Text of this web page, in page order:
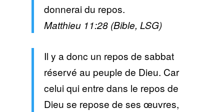
donnerai du repos.
Matthieu 11:28 (Bible, LSG)
Il y a donc un repos de sabbat
réservé au peuple de Dieu. Car
celui qui entre dans le repos de
Dieu se repose de ses œuvres,